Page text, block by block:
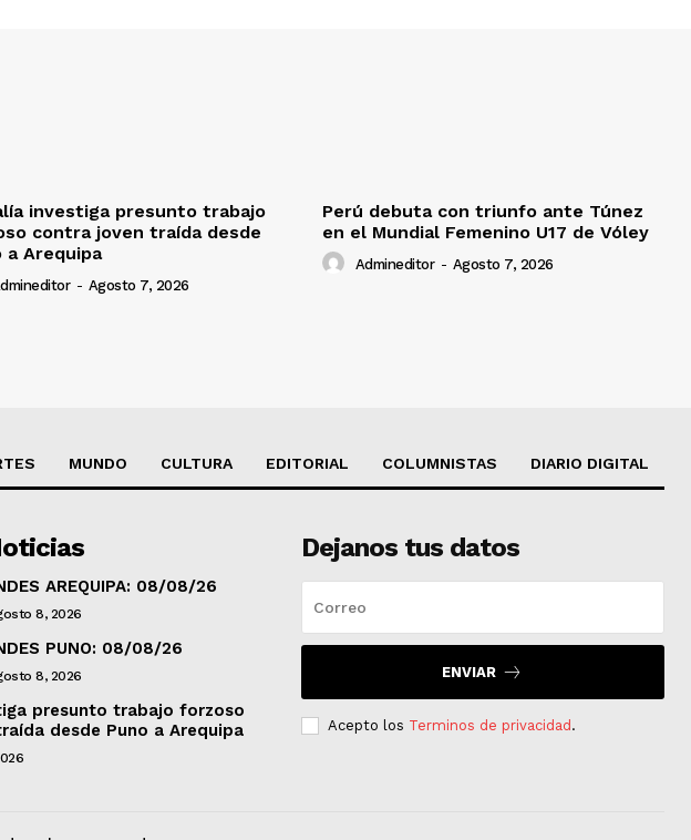
investiga presunto trabajo
contra joven traída desde
a Arequipa
- Agosto 7, 2026
Perú debuta con triunfo ante Túnez
en el Mundial Femenino U17 de Vóley
Admineditor - Agosto 7, 2026
MUNDO CULTURA EDITORIAL COLUMNISTAS DIARIO DIGITAL
AREQUIPA: 08/08/26
8, 2026
PUNO: 08/08/26
8, 2026
presunto trabajo forzoso
desde Puno a Arequipa
Dejanos tus datos
ENVIAR
Acepto los Terminos de privacidad .